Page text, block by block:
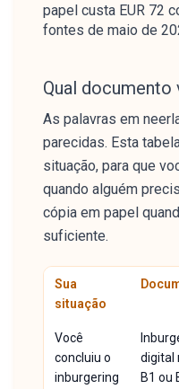
papel custa EUR 72
fontes de maio de
Qual
As palavras em
parecidas. Esta
situação, para que
quando alguém
cópia em papel
suficiente.
Sua
situação
Você
concluiu o
inburgering
digital
B1 ou